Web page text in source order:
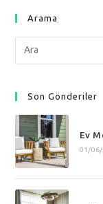
Arama
Search
this
Son Gönderiler
Ev
01/06/